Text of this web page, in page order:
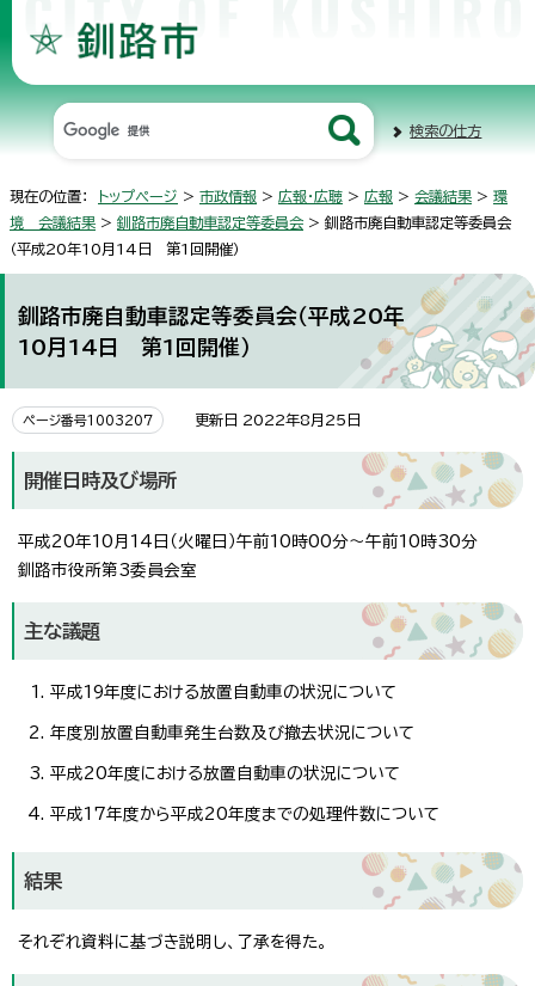
検索の仕方
現在の位置： トップページ > 市政情報 > 広報・広聴 > 広報 > 会議結果 > 環
境 会議結果 > 釧路市廃自動車認定等委員会 > 釧路市廃自動車認定等委員会
（平成20年10月14日 第1回開催）
釧路市廃自動車認定等委員会（平成20年
10月14日 第1回開催）
ページ番号1003207 更新日 2022年8月25日
開催日時及び場所
平成20年10月14日（火曜日）午前10時00分～午前10時30分
釧路市役所第3委員会室
主な議題
平成19年度における放置自動車の状況について
年度別放置自動車発生台数及び撤去状況について
平成20年度における放置自動車の状況について
平成17年度から平成20年度までの処理件数について
結果
それぞれ資料に基づき説明し、了承を得た。